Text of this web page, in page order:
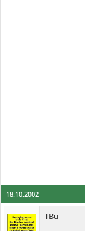
18.10.2002
TBu